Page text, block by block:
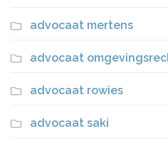
advocaat mertens
advocaat
advocaat rowies
advocaat saki